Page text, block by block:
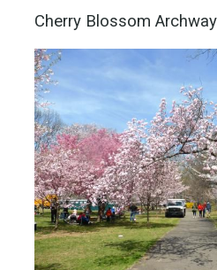
Cherry Blossom Archway